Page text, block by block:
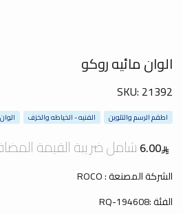
الوان مائيه روكو
SKU: 21392
اطقم الرسم والتلوين الفنيه - الخياطه والخزف
6.00 شامل ضريبة القيمة
الشركة المصنعة : ROCO
الفئة :RQ-194608